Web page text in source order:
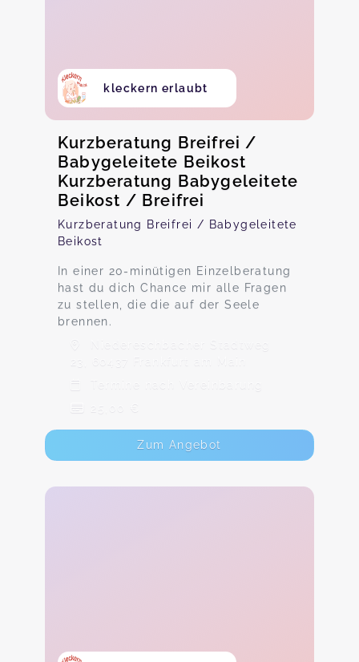
kleckern erlaubt
Kurzberatung Breifrei /
Babygeleitete Beikost
Kurzberatung Babygeleitete
Beikost / Breifrei
Kurzberatung Breifrei / Babygeleitete
Beikost
In einer 20-minütigen Einzelberatung
hast du dich Chance mir alle Fragen
zu stellen, die die auf der Seele
brennen.
Niedereschbacher Stadtweg
23, 60437 Frankfurt am Main
Termine nach Vereinbarung
25,00 €
Zum Angebot